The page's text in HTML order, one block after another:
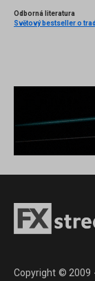
Odborná literatura
Copyright © 2009